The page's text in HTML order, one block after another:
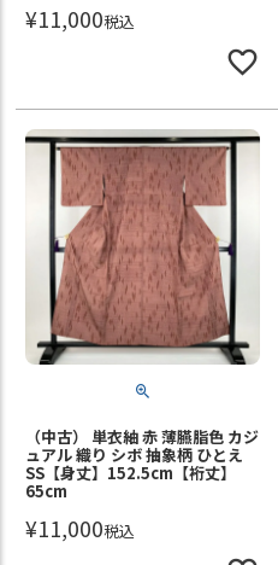
¥11,000税込
（中古） 単衣紬 赤 薄臙脂色 カジ
ュアル 織り シボ 抽象柄 ひとえ
SS【身丈】152.5cm【裄丈】
65cm
¥11,000税込